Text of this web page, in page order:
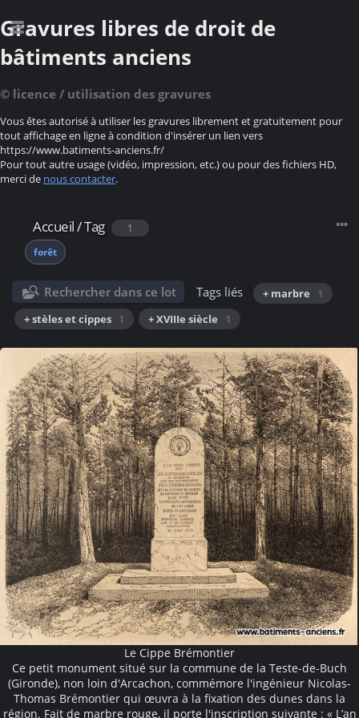
Gravures libres de droit de
bâtiments anciens
© licence / utilisation des gravures
Vous êtes autorisé à utiliser les gravures librement et gratuitement pour
tout affichage en ligne à condition d'insérer un lien vers
https://www.batiments-anciens.fr/
Pour tout autre usage (vidéo, impression, etc.) ou pour des fichiers HD,
merci de nous contacter.
Accueil/Tag
1
forêt
Rechercher dans ce lot Tags liés + marbre
1
+ stèles et cippes 1 + XVIIIe siècle 1
Le Cippe Brémontier
Ce petit monument situé sur la commune de la Teste-de-Buch
(Gironde), non loin d'Arcachon, commémore l'ingénieur Nicolas-
Thomas Brémontier qui œuvra à la fixation des dunes dans la
région. Fait de marbre rouge, il porte l'inscription suivante : « L’an